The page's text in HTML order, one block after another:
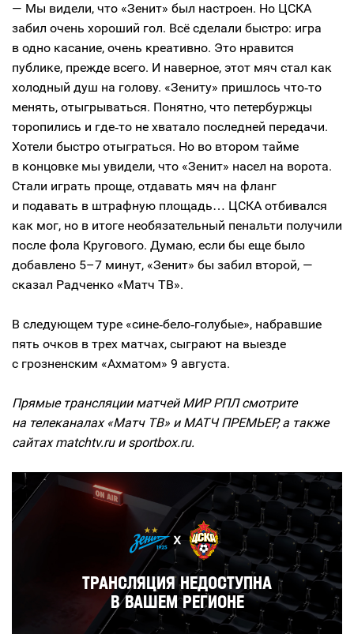
— Мы видели, что «Зенит» был настроен. Но ЦСКА
забил очень хороший гол. Всё сделали быстро: игра
в одно касание, очень креативно. Это нравится
публике, прежде всего. И наверное, этот мяч стал как
холодный душ на голову. «Зениту» пришлось что‑то
менять, отыгрываться. Понятно, что петербуржцы
торопились и где‑то не хватало последней передачи.
Хотели быстро отыграться. Но во втором тайме
в концовке мы увидели, что «Зенит» насел на ворота.
Стали играть проще, отдавать мяч на фланг
и подавать в штрафную площадь… ЦСКА отбивался
как мог, но в итоге необязательный пенальти получили
после фола Кругового. Думаю, если бы еще было
добавлено 5–7 минут, «Зенит» бы забил второй, —
сказал Радченко «Матч ТВ».
В следующем туре «сине‑бело‑голубые», набравшие
пять очков в трех матчах, сыграют на выезде
с грозненским «Ахматом» 9 августа.
Прямые трансляции матчей МИР РПЛ смотрите
на телеканалах «Матч ТВ» и МАТЧ ПРЕМЬЕР, а также
сайтах matchtv.ru и sportbox.ru.